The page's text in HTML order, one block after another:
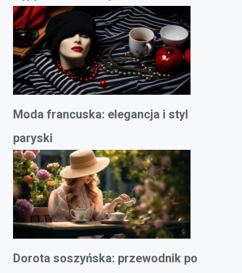
Moda francuska: elegancja i styl
paryski
Dorota soszyńska: przewodnik po